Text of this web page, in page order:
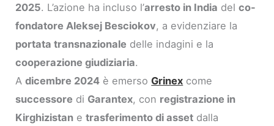
2025. L’azione ha incluso l’arresto in India delco-
fondatore Aleksej Besciokov, a evidenziare la
portata transnazionale delle indagini e la
cooperazione giudiziaria.
Adicembre 2024 è emersoGrinex come
successore di Garantex, con registrazione in
Kirghizistan etrasferimento di asset dalla